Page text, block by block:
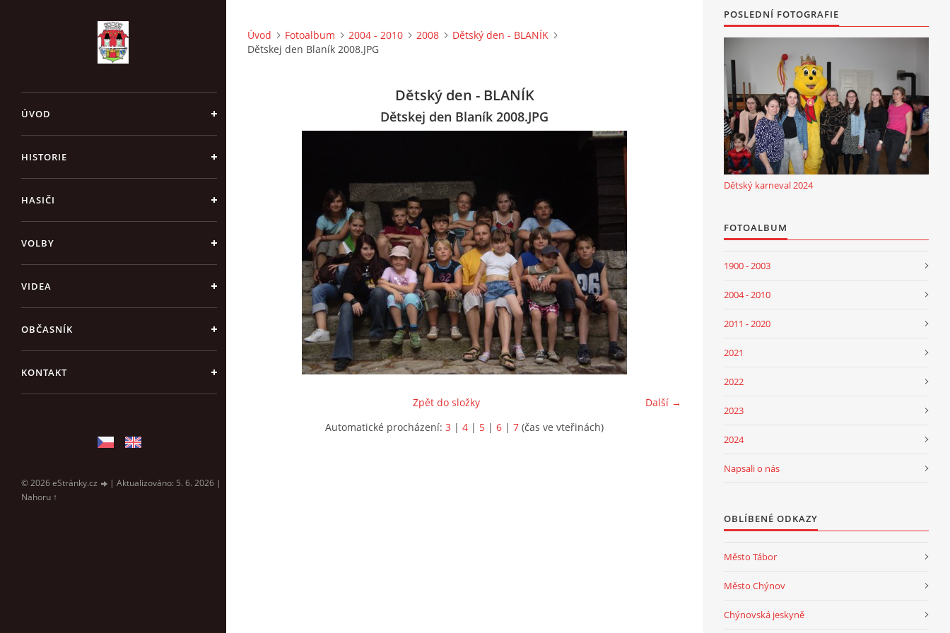
ÚVOD
HISTORIE
HASIČI
VOLBY
VIDEA
OBČASNÍK
KONTAKT
© 2026 eStránky.cz | Aktualizováno: 5. 6. 2026 |
Nahoru ↑
Úvod Fotoalbum 2004 - 2010 2008
Dětský den - BLANÍK
Dětskej den Blaník 2008.JPG
Dětský den - BLANÍK
Dětskej den Blaník 2008.JPG
Další →
Zpět do složky
Automatické procházení: 3 | 4 | 5 | 6 | 7 (čas ve vteřinách)
POSLEDNÍ FOTOGRAFIE
Dětský karneval 2024
FOTOALBUM
1900 - 2003
2004 - 2010
2011 - 2020
2021
2022
2023
2024
Napsali o nás
OBLÍBENÉ ODKAZY
Město Tábor
Město Chýnov
Chýnovská jeskyně